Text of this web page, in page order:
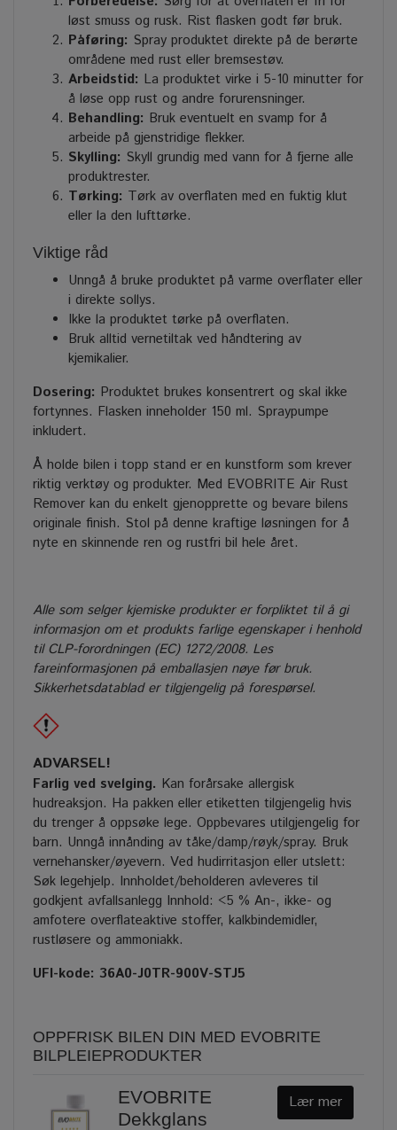
løst smuss og rusk. Rist flasken godt før bruk.
Påføring: Spray produktet direkte på de berørte
områdene med rust eller bremsestøv.
Arbeidstid: La produktet virke i 5-10 minutter for
å løse opp rust og andre forurensninger.
Behandling: Bruk eventuelt en svamp for å
arbeide på gjenstridige flekker.
Skylling: Skyll grundig med vann for å fjerne alle
produktrester.
Tørking: Tørk av overflaten med en fuktig klut
eller la den lufttørke.
Viktige råd
Unngå å bruke produktet på varme overflater eller
i direkte sollys.
Ikke la produktet tørke på overflaten.
Bruk alltid vernetiltak ved håndtering av
kjemikalier.
Dosering: Produktet brukes konsentrert og skal ikke
fortynnes. Flasken inneholder 150 ml. Spraypumpe
inkludert.
Å holde bilen i topp stand er en kunstform som krever
riktig verktøy og produkter. Med EVOBRITE Air Rust
Remover kan du enkelt gjenopprette og bevare bilens
originale finish. Stol på denne kraftige løsningen for å
nyte en skinnende ren og rustfri bil hele året.
Alle som selger kjemiske produkter er forpliktet til å gi
informasjon om et produkts farlige egenskaper i henhold
til CLP-forordningen (EC) 1272/2008. Les
fareinformasjonen på emballasjen nøye før bruk.
Sikkerhetsdatablad er tilgjengelig på forespørsel.
ADVARSEL!
Farlig ved svelging. Kan forårsake allergisk
hudreaksjon. Ha pakken eller etiketten tilgjengelig hvis
du trenger å oppsøke lege. Oppbevares utilgjengelig for
barn. Unngå innånding av tåke/damp/røyk/spray. Bruk
vernehansker/øyevern. Ved hudirritasjon eller utslett:
Søk legehjelp. Innholdet/beholderen avleveres til
godkjent avfallsanlegg Innhold: <5 % An-, ikke- og
amfotere overflateaktive stoffer, kalkbindemidler,
rustløsere og ammoniakk.
UFI-kode: 36A0-J0TR-900V-STJ5
OPPFRISK BILEN DIN MED EVOBRITE
BILPLEIEPRODUKTER
EVOBRITE
Dekkglans
Lær mer